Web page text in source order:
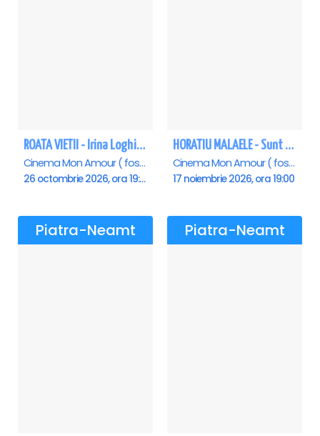
ROATA VIETII - Irina Loghin și Maria Dragomiroiu - Piatra Neamt
Cinema Mon Amour ( fost Dacia ), Piatra-Neamt
26 octombrie 2026, ora 19:00
HORATIU MALAELE - Sunt un orb - Piatra Neamt
Cinema Mon Amour ( fost Dacia ), Piatra-Neamt
17 noiembrie 2026, ora 19:00
Piatra-Neamt Piatra-Neamt